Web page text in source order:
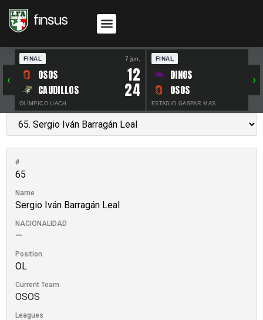
‹
FINAL 7 jun.
OSOS 12
CAUDILLOS 24
OLÍMPICO UACH
FINAL
DINOS
OSOS
ESTADIO GASPAR MAS
›
#
65
Name
Sergio Iván Barragán Leal
NACIONALIDAD
—
Position
OL
Current Team
OSOS
Leagues